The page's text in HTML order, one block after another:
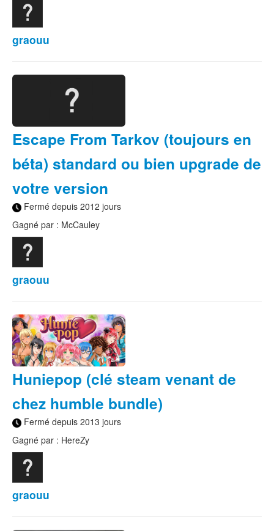
graouu
Escape From Tarkov (toujours en
béta) standard ou bien upgrade de
votre version
Fermé depuis 2012 jours
Gagné par : McCauley
graouu
Huniepop (clé steam venant de
chez humble bundle)
Fermé depuis 2013 jours
Gagné par : HereZy
graouu